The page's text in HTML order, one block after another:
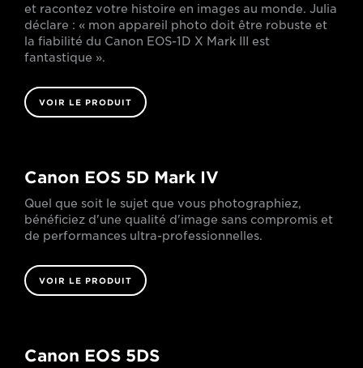
et racontez votre histoire en images au monde. Julia
déclare : « mon appareil photo doit être robuste et
la fiabilité du Canon EOS-1D X Mark III est
fantastique ».
VOIR LE PRODUIT
Canon EOS 5D Mark IV
Quel que soit le sujet que vous photographiez,
bénéficiez d'une qualité d'image sans compromis et
de performances ultra-professionnelles.
VOIR LE PRODUIT
Canon EOS 5DS